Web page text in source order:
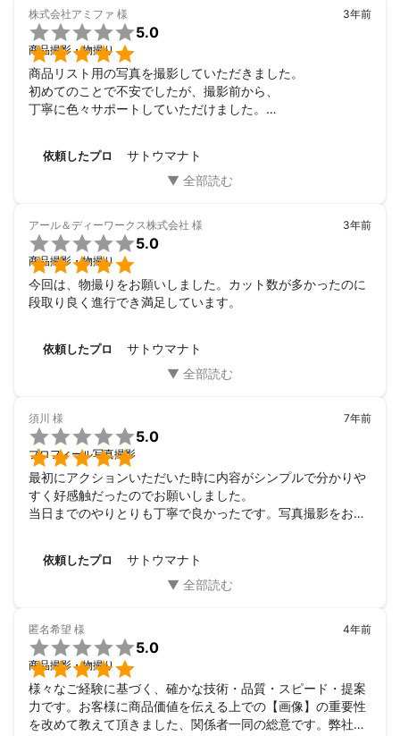
企業・団体様向けサービス
・大手オークション会社のカタログ用商品撮影
・アパレルメーカーのWEB用商品撮影
・化粧品メーカーのWEB用商品撮影
・企業様社長インタビュー記事の撮影
・病院のWEB用撮影
・飲食店のメニュー・WEB用撮影
個人様向けサービス
・飲食店のメニュー・WEB用撮影
・就活用プロフィール撮影
・オーディション用プロフィール撮影
・家族の記念撮影
・結婚式、パーティーの記念撮影
アピールポイント
クオリティを重視するポスター案件から、効率優先のカタログ案
に仕上げること、
リピート撮影では、クオリティを上げる努力や、撮影効率を上げ
★ミツモアではハイアマ方も混じっておりますが弊社は専門業社
です★
特に商品撮影において、品質撮影スピードにおいて素人とプロに
差が顕著です。
株式会社アミファ 様


5.0
商品撮影・物撮り
3年前
商品リスト用の写真を撮影していただきました。
初めてのことで不安でしたが、撮影前から、
丁寧に色々サポートしていただけました。
納期のことで無理をお願いしてしまいましたが、
快くご対応いただき、どの写真もとても綺麗で、
ありがとうございました。
また依頼させていただきたいです。
依頼したプロ サトウマナト
アール＆ディーワークス株式会社 様


5.0
商品撮影・物撮り
3年前
今回は、物撮りをお願いしました。カット数が多かったのに
段取り良く進行でき満足しています。
依頼したプロ サトウマナト
須川 様


5.0
プロフィール写真撮影
7年前
最初にアクションいただいた時に内容がシンプルで分かりや
すく好感触だったのでお願いしました。
当日までのやりとりも丁寧で良かったです。写真撮影をお願
すぐに安心感に変わりました。ヘアメイクの方も良い方で腕
も良く、写真撮影もとても丁寧にしていただき大満足でし
依頼した背景は、会社のホームページにスタッフ紹介に写真
を載せる事になったのがきっかけです。写真館など調べると
ヘアメイク付きで2万円かかるところもザラでした。以前聞
いてある事があったミツモアでカメラマンさんを探したとこ
ろ、低価格で内容が良さそうだったのでお願いしました。
選んだ決め手は、最初にアクションいただいた時に内容がシ
依頼したプロ サトウマナト
匿名希望 様


5.0
商品撮影・物撮り
4年前
様々なご経験に基づく、確かな技術・品質・スピード・提案
力です。お客様に商品価値を伝える上での【画像】の重要性
を改めて教えて頂きました、関係者一同の総意です。弊社要